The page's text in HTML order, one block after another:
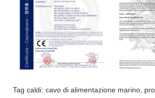
Tag caldi: cavo di alimentazione marino,